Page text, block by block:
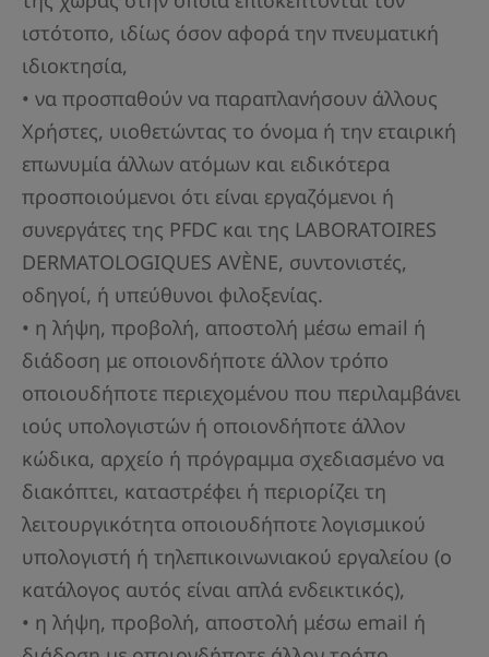
ιστότοπο, ιδίως όσον αφορά την πνευματική
ιδιοκτησία,
• να προσπαθούν να παραπλανήσουν άλλους
Χρήστες, υιοθετώντας το όνομα ή την εταιρική
επωνυμία άλλων ατόμων και ειδικότερα
προσποιούμενοι ότι είναι εργαζόμενοι ή
συνεργάτες της PFDC και της LABORATOIRES
DERMATOLOGIQUES AVÈNE, συντονιστές,
οδηγοί, ή υπεύθυνοι φιλοξενίας.
• η λήψη, προβολή, αποστολή μέσω email ή
διάδοση με οποιονδήποτε άλλον τρόπο
οποιουδήποτε περιεχομένου που περιλαμβάνει
ιούς υπολογιστών ή οποιονδήποτε άλλον
κώδικα, αρχείο ή πρόγραμμα σχεδιασμένο να
διακόπτει, καταστρέφει ή περιορίζει τη
λειτουργικότητα οποιουδήποτε λογισμικού
υπολογιστή ή τηλεπικοινωνιακού εργαλείου (ο
κατάλογος αυτός είναι απλά ενδεικτικός),
• η λήψη, προβολή, αποστολή μέσω email ή